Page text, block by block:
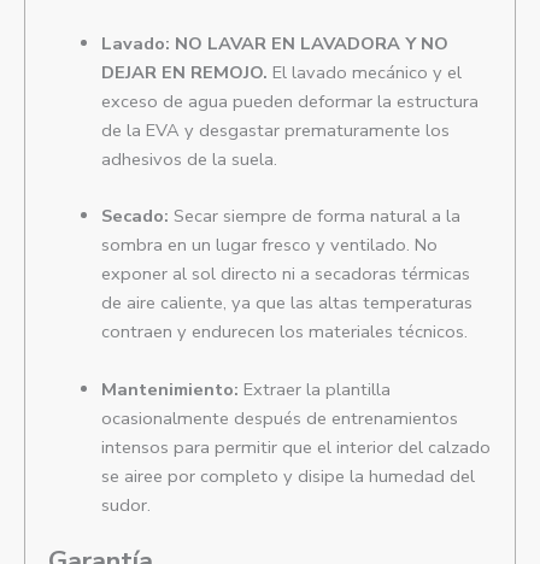
Lavado: NO LAVAR EN LAVADORA Y NO
DEJAR EN REMOJO. El lavado mecánico y el
exceso de agua pueden deformar la estructura
de la EVA y desgastar prematuramente los
adhesivos de la suela.
Secado: Secar siempre de forma natural a la
sombra en un lugar fresco y ventilado. No
exponer al sol directo ni a secadoras térmicas
de aire caliente, ya que las altas temperaturas
contraen y endurecen los materiales técnicos.
Mantenimiento: Extraer la plantilla
ocasionalmente después de entrenamientos
intensos para permitir que el interior del calzado
se airee por completo y disipe la humedad del
sudor.